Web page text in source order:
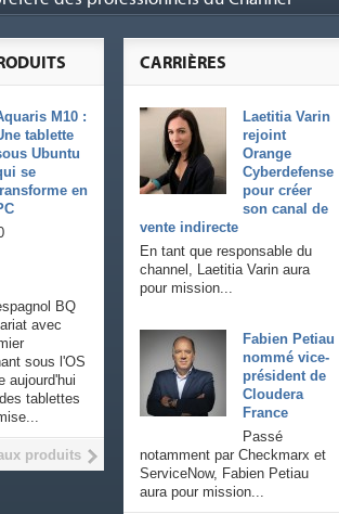
CARRIÈRES
Laetitia Varin
rejoint
Orange
Cyberdefense
pour créer
son canal de
vente indirecte
En tant que responsable du
channel, Laetitia Varin aura
pour mission...
Fabien Petiau
nommé vice-
président de
Cloudera
France
Passé
notamment par Checkmarx et
ServiceNow, Fabien Petiau
aura pour mission...
M10 :
tablette
Ubuntu
se
en
BQ
avec
sous l'OS
aujourd'hui
tablettes
produits